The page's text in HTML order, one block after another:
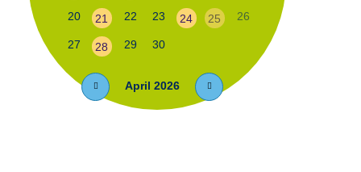
20 21 22 23 24 25 26
27 28 29 30
April 2026